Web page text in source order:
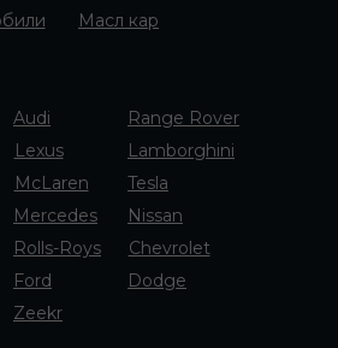
Audi
McLaren
Mercedes
Nissan
Range Rover
Rolls-Roys
Lexus
Tesla
Chevrolet
Lamborghini
Масл кар
Ford Dodge
Zeekr